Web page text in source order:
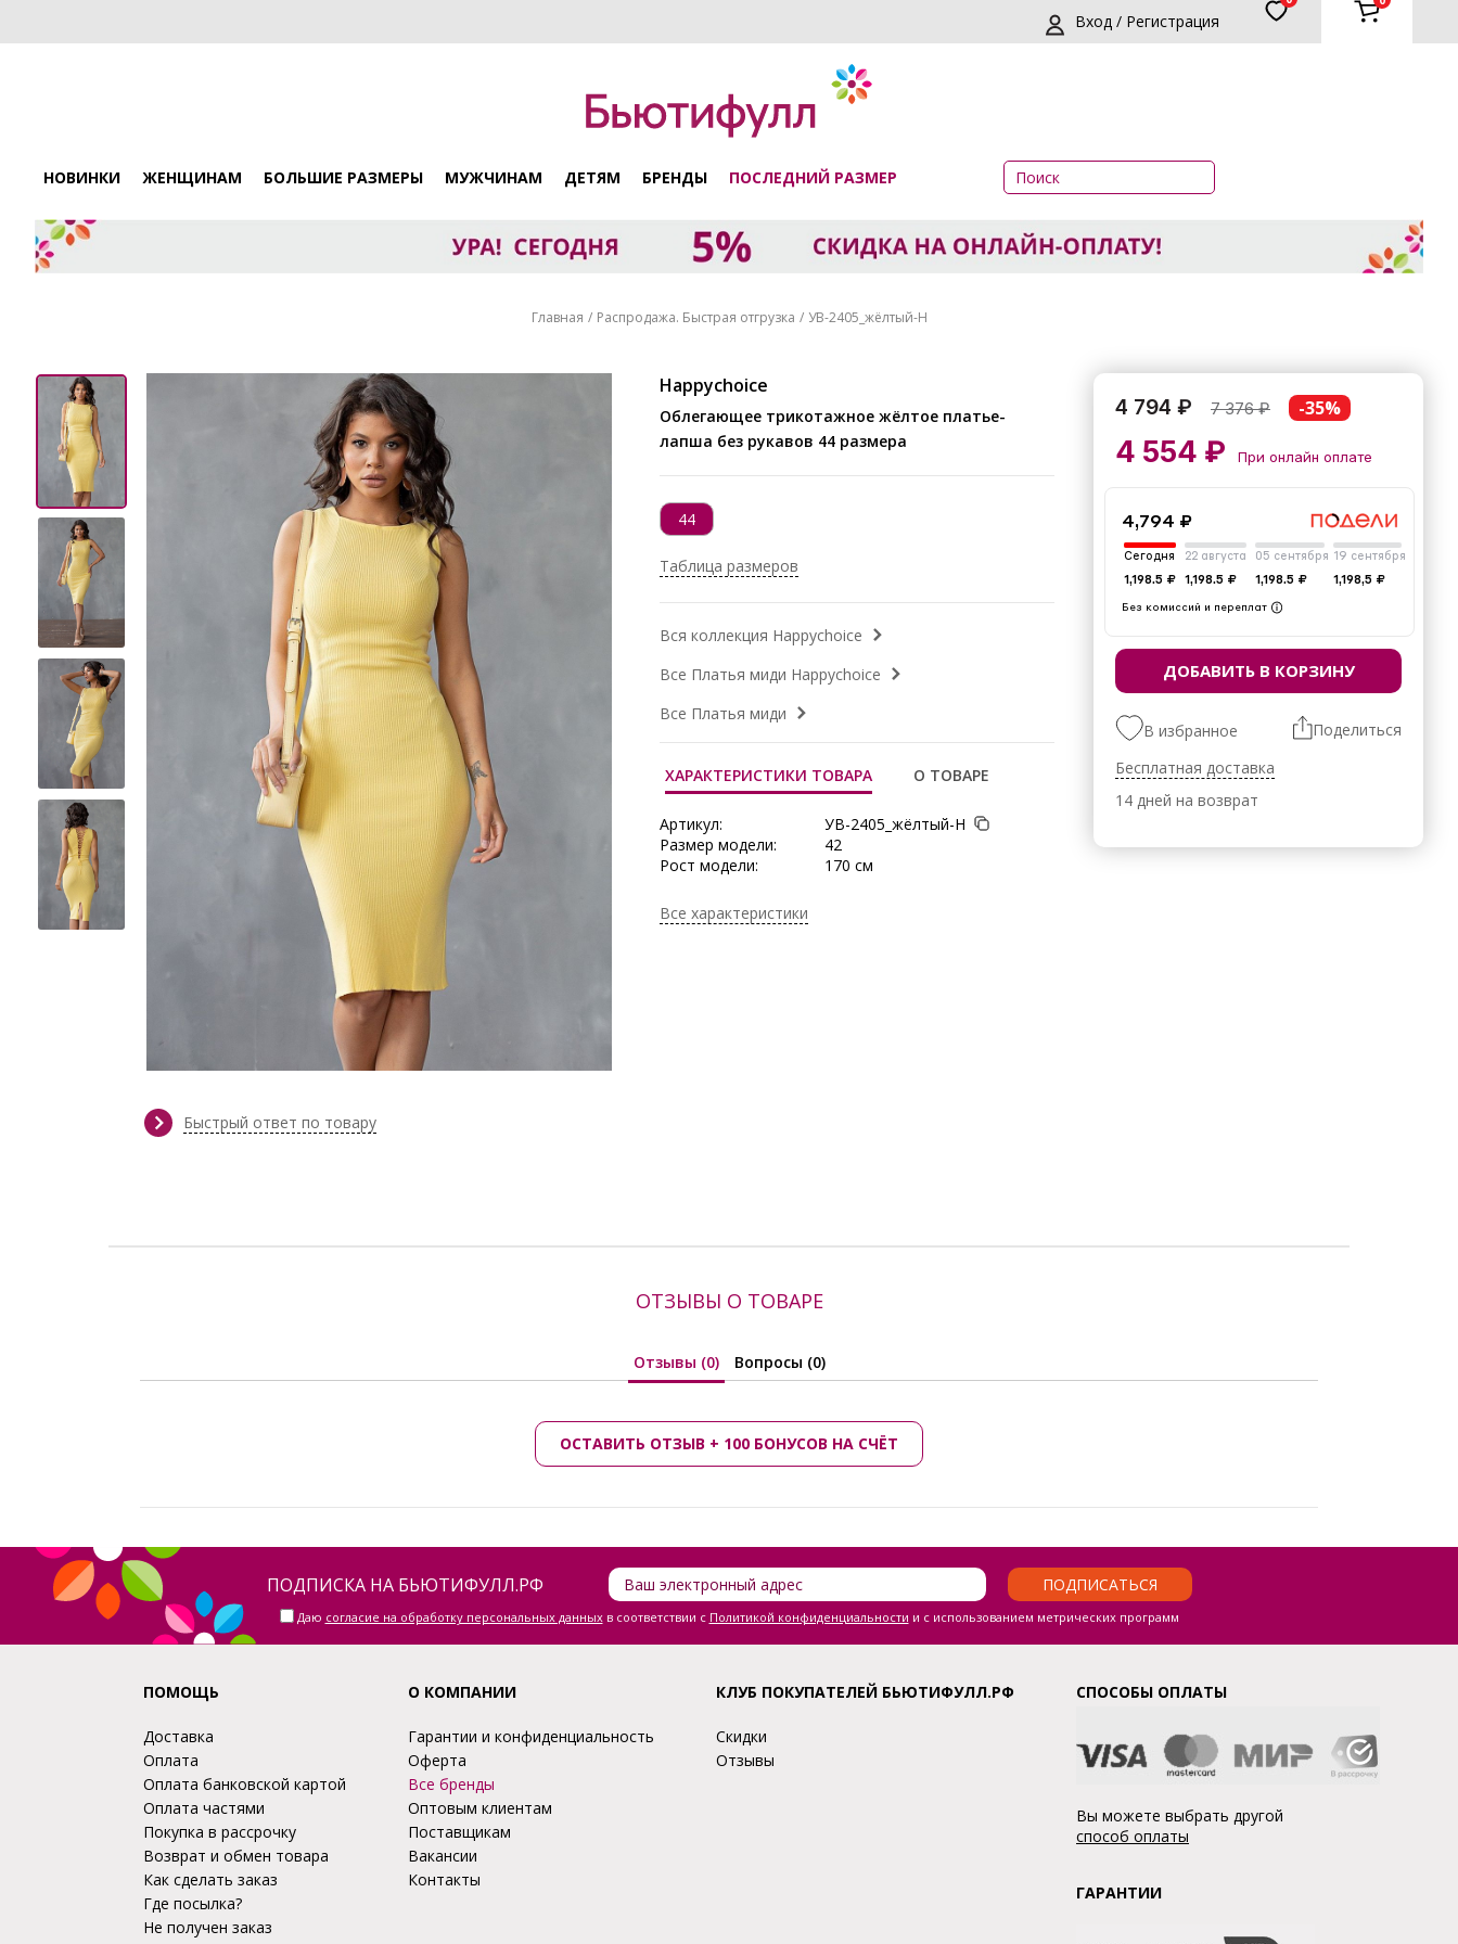
Вход / Регистрация
НОВИНКИ ЖЕНЩИНАМ БОЛЬШИЕ РАЗМЕРЫ МУЖЧИНАМ ДЕТЯМ БРЕНДЫ ПОСЛЕДНИЙ РАЗМЕР
Главная Распродажа. Быстрая отгрузка УВ-2405_жёлтый-Н
Быстрый ответ по товару
Happychoice
Облегающее трикотажное жёлтое платье-
лапша без рукавов 44 размера
44
Таблица размеров
Вся коллекция Happychoice
Все Платья миди Happychoice
Все Платья миди
ХАРАКТЕРИСТИКИ ТОВАРА О ТОВАРЕ
Артикул:
УВ-2405_жёлтый-Н
Размер модели:
42
Рост модели:
170 см
Тип ткани:
Длина:
Все характеристики
4 794 ₽ 7 376₽ -35%
4 554 ₽ При онлайн оплате
4,794 ₽
Сегодня
1,198.5 ₽
22 августа
1,198.5 ₽
05 сентября
1,198.5 ₽
19 сентября
1,198,5 ₽
Без комиссий и переплат
ДОБАВИТЬ В КОРЗИНУ
В избранное
Поделиться
Бесплатная доставка
14 дней на возврат
ОТЗЫВЫ О ТОВАРЕ
Отзывы (0) Вопросы (0)
ОСТАВИТЬ ОТЗЫВ + 100 БОНУСОВ НА СЧЁТ
ПОДПИСКА НА БЬЮТИФУЛЛ.РФ ПОДПИСАТЬСЯ
Даю согласие на обработку персональных данныхв соответствии с Политикой конфиденциальности и с использованием метрических программ
ПОМОЩЬ
Доставка
Оплата
Оплата банковской картой
Оплата частями
Покупка в рассрочку
Возврат и обмен товара
Как сделать заказ
Где посылка?
Не получен заказ
О КОМПАНИИ
Гарантии и конфиденциальность
Оферта
Все бренды
Оптовым клиентам
Поставщикам
Вакансии
Контакты
КЛУБ ПОКУПАТЕЛЕЙ БЬЮТИФУЛЛ.РФ
Скидки
Отзывы
СПОСОБЫ ОПЛАТЫ
Вы можете выбрать другой
способ оплаты
ГАРАНТИИ